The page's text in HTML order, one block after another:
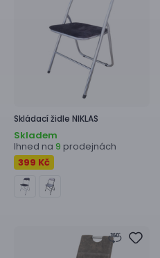
Skládací židle NIKLAS
Skladem
Ihned na 9 prodejnách
399 Kč